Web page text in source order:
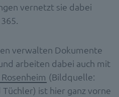
vernetzt sie dabei
verwalten Dokumente
arbeiten dabei auch mit
(Bildquelle:
ist hier ganz vorne